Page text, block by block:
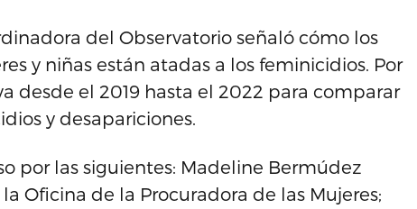
del Observatorio señaló cómo los
y niñas están atadas a los feminicidios. Por
desde el 2019 hasta el 2022 para comparar
y desapariciones.
por las siguientes: Madeline Bermúdez
Oficina de la Procuradora de las Mujeres;